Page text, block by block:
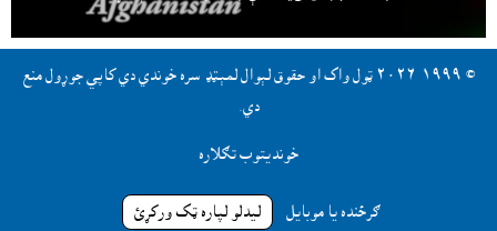
© ١٩٩٩-٢٠٢٦ ټول واک او حقوق لېوال لمېټډ سره خوندي دي کاپي جوړول منع
دي.
خونديتوب تګلاره
ګرځنده يا موبايل ليدلو لپاره ټک ورکړئ